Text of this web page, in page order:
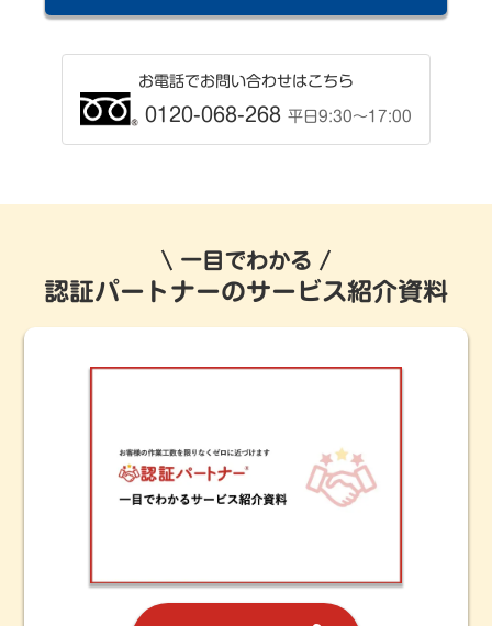
お電話でお問い合わせはこちら
0120-068-268 平日9:30〜17:00
一目でわかる
認証パートナーのサービス紹介資料